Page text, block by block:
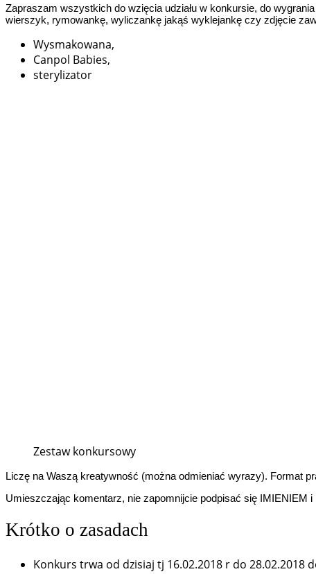
Zapraszam wszystkich do wzięcia udziału w konkursie, do
wierszyk, rymowankę, wyliczankę jakąś wyklejankę czy zdjęcie
Wysmakowana,
Canpol Babies,
sterylizator
Zestaw konkursowy
Liczę na Waszą kreatywność (można odmieniać wyrazy). Format
Umieszczając komentarz, nie zapomnijcie podpisać się IMIENIEM
Krótko o zasadach
Konkurs trwa od dzisiaj tj 16.02.2018 r do 28.02.2018